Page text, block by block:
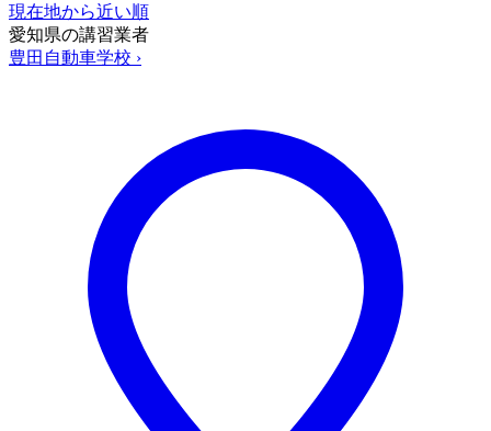
現在地から近い順
愛知県の講習業者
豊田自動車学校 ›